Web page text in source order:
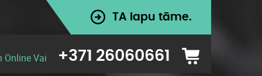
TA lapu tāme.
Online Vai +371 26060661